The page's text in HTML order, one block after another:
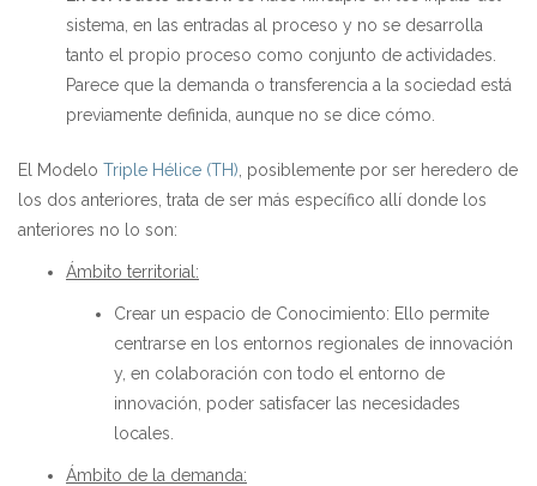
sistema, en las entradas al proceso y no se desarrolla
tanto el propio proceso como conjunto de actividades.
Parece que la demanda o transferencia a la sociedad está
previamente definida, aunque no se dice cómo.
El Modelo Triple Hélice (TH) , posiblemente por ser heredero de
los dos anteriores, trata de ser más específico allí donde los
anteriores no lo son:
Ámbito territorial:
Crear un espacio de Conocimiento: Ello permite
centrarse en los entornos regionales de innovación
y, en colaboración con todo el entorno de
innovación, poder satisfacer las necesidades
locales.
Ámbito de la demanda: